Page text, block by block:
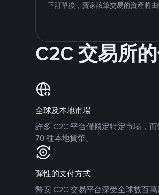
下訂單後，賣家該筆交易的資產將由
C2C 交易所
全球及本地市場
許多 C2C 平台僅鎖定特定市場，
70 種本地貨幣。
彈性的支付方式
幣安 C2C 交易平台深受全球數百